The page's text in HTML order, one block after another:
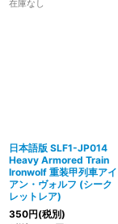
在庫なし
日本語版 SLF1-JP014
Heavy Armored Train
Ironwolf 重装甲列車アイ
アン・ヴォルフ (シーク
レットレア)
350円(税別)